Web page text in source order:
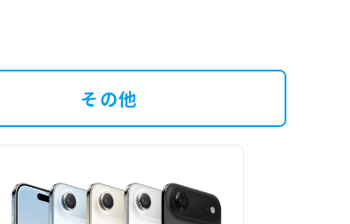
その他